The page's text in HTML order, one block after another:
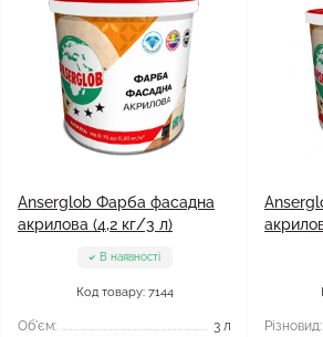
Anserglob Фарба фасадна
акрилова (4,2 кг/3 л)
В наявності
Код товару: 7144
Об'єм:
3 л
Різновид: